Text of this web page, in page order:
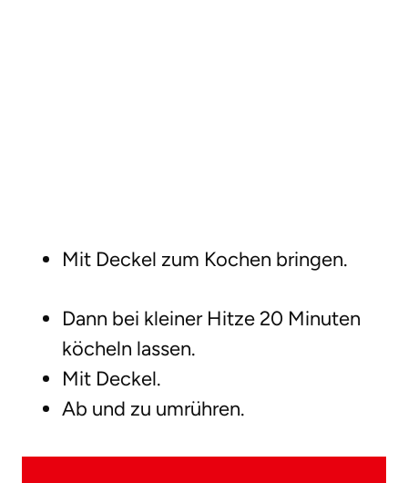
Mit Deckel zum Kochen bringen.
Dann bei kleiner Hitze 20 Minuten
köcheln lassen.
Mit Deckel.
Ab und zu umrühren.